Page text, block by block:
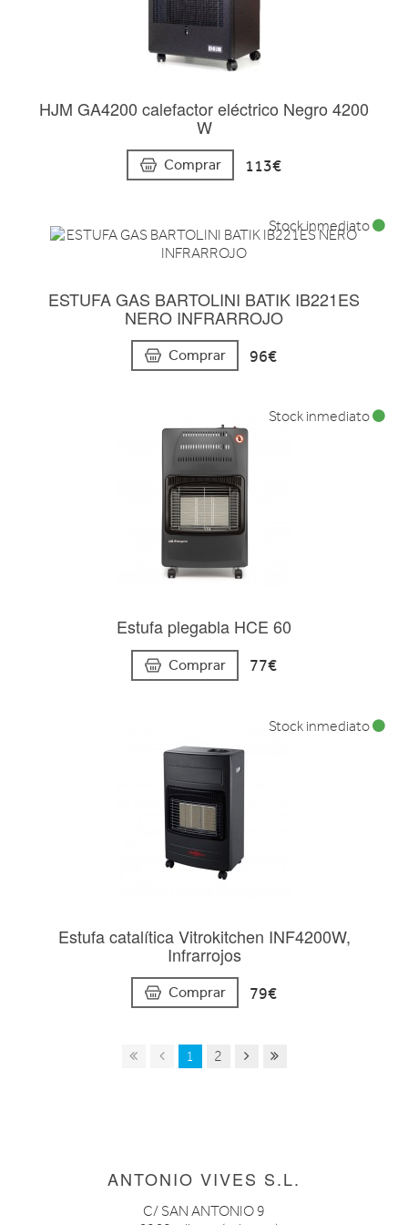
HJM GA4200 calefactor eléctrico Negro 4200
W
Comprar 113€
ESTUFA GAS BARTOLINI BATIK IB221ES
NERO INFRARROJO
Comprar 96€
Stock inmediato
Estufa plegabla HCE 60
Comprar 77€
Stock inmediato
Estufa catalítica Vitrokitchen INF4200W,
Infrarrojos
Comprar 79€
Stock inmediato
1 2
ANTONIO VIVES S.L.
C/ SAN ANTONIO 9